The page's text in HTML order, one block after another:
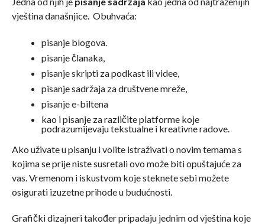
vještina današnjice. Obuhvaća:
pisanje blogova.
pisanje članaka,
pisanje skripti za podkast ili videe,
pisanje sadržaja za društvene mreže,
pisanje e-biltena
kao i pisanje za različite platforme koje
podrazumijevaju tekstualne i kreativne radove.
Ako uživate u pisanju i volite istraživati o novim temama s
kojima se prije niste susretali ovo može biti opuštajuće za
vas. Vremenom i iskustvom koje steknete sebi možete
osigurati izuzetne prihode u budućnosti.
Grafički dizajneri također pripadaju jednim od vještina koje